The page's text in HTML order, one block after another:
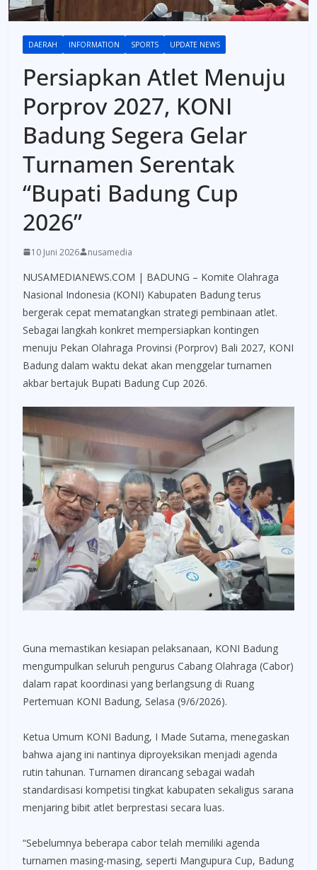
DAERAH INFORMATION SPORTS UPDATE NEWS
Persiapkan Atlet Menuju
Porprov 2027, KONI
Badung Segera Gelar
Turnamen Serentak
“Bupati Badung Cup
2026”
10 Juni 2026 nusamedia
NUSAMEDIANEWS.COM | BADUNG – Komite Olahraga
Nasional Indonesia (KONI) Kabupaten Badung terus
bergerak cepat mematangkan strategi pembinaan atlet.
Sebagai langkah konkret mempersiapkan kontingen
menuju Pekan Olahraga Provinsi (Porprov) Bali 2027, KONI
Badung dalam waktu dekat akan menggelar turnamen
akbar bertajuk Bupati Badung Cup 2026.
Guna memastikan kesiapan pelaksanaan, KONI Badung
mengumpulkan seluruh pengurus Cabang Olahraga (Cabor)
dalam rapat koordinasi yang berlangsung di Ruang
Pertemuan KONI Badung, Selasa (9/6/2026).
Ketua Umum KONI Badung, I Made Sutama, menegaskan
bahwa ajang ini nantinya diproyeksikan menjadi agenda
rutin tahunan. Turnamen dirancang sebagai wadah
standardisasi kompetisi tingkat kabupaten sekaligus sarana
menjaring bibit atlet berprestasi secara luas.
“Sebelumnya beberapa cabor telah memiliki agenda
turnamen masing-masing, seperti Mangupura Cup, Badung